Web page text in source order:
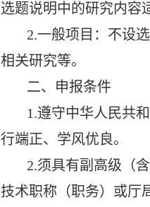
选题说明中的研究内容
2.一般项目：不设
相关研究等。
二、申报条件
1.遵守中华人民共
行端正、学风优良。
2.须具有副高级（
技术职称（职务）或厅